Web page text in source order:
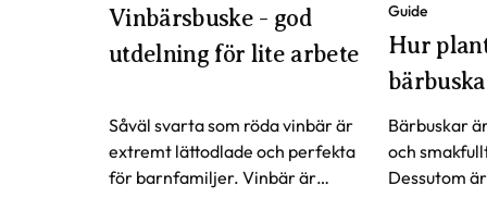
Vinbärsbuske - god
utdelning för lite arbete
Såväl svarta som röda vinbär är
extremt lättodlade och perfekta
för barnfamiljer. Vinbär är
Guide
Hur
Bärbuskar
och
Dessutom